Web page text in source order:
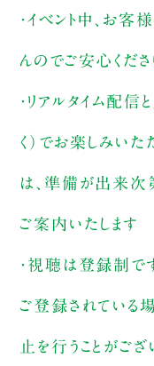
・イベント中、お
んのでご安心くださ
・リアルタイム配信
く）でお楽しみいた
は、準備が出来次
ご案内いたします
・視聴は登録制で
ご登録されている
止を行うことがござ